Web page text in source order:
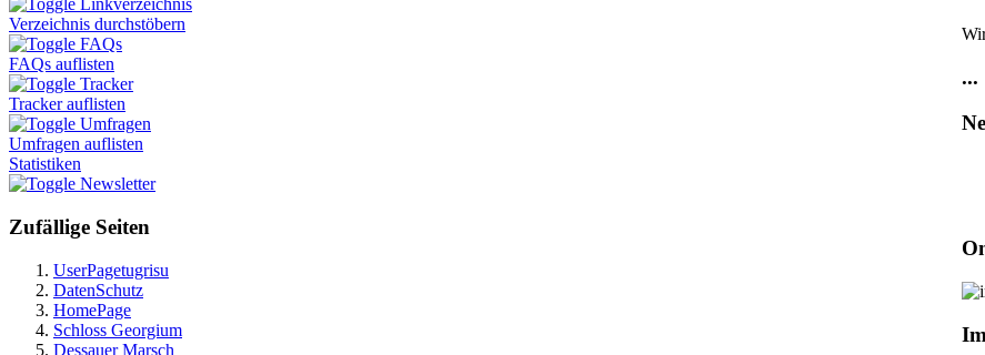
Linkverzeichnis
Verzeichnis durchstöbern
FAQs
FAQs auflisten
Tracker
Tracker auflisten
Umfragen
Umfragen auflisten
Statistiken
Newsletter
Zufällige Seiten
UserPagetugrisu
DatenSchutz
HomePage
Schloss Georgium
Dessauer Marsch
...